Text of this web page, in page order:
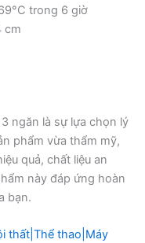
trong 6 giờ
cm
ngăn là sự lựa chọn lý
phẩm vừa thẩm mỹ,
quả, chất liệu an
này đáp ứng hoàn
bạn.
thất|Thể thao|Máy